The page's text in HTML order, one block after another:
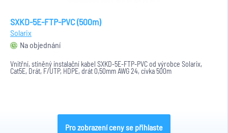
SXKD-5E-FTP-PVC (500m)
Solarix
Na objednání
Vnitřní, stíněný instalační kabel SXKD-5E-FTP-PVC od výrobce Solarix,
Cat5E, Drát, F/UTP, HDPE, drát 0,50mm AWG 24, cívka 500m
Pro zobrazení ceny se přihlaste